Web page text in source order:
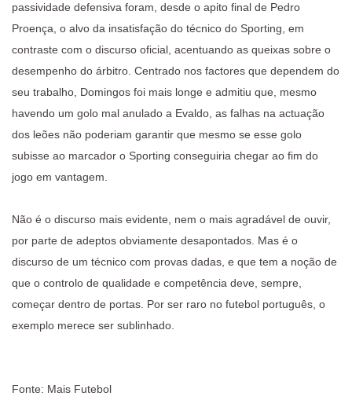
passividade defensiva foram, desde o apito final de Pedro
Proença, o alvo da insatisfação do técnico do Sporting, em
contraste com o discurso oficial, acentuando as queixas sobre o
desempenho do árbitro. Centrado nos factores que dependem do
seu trabalho, Domingos foi mais longe e admitiu que, mesmo
havendo um golo mal anulado a Evaldo, as falhas na actuação
dos leões não poderiam garantir que mesmo se esse golo
subisse ao marcador o Sporting conseguiria chegar ao fim do
jogo em vantagem.
Não é o discurso mais evidente, nem o mais agradável de ouvir,
por parte de adeptos obviamente desapontados. Mas é o
discurso de um técnico com provas dadas, e que tem a noção de
que o controlo de qualidade e competência deve, sempre,
começar dentro de portas. Por ser raro no futebol português, o
exemplo merece ser sublinhado.
Fonte: Mais Futebol